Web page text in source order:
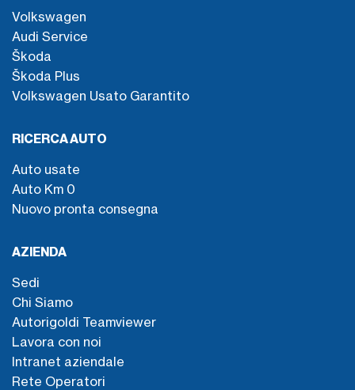
Volkswagen
Audi Service
Škoda
Škoda Plus
Volkswagen Usato Garantito
RICERCA AUTO
Auto usate
Auto Km 0
Nuovo pronta consegna
AZIENDA
Sedi
Chi Siamo
Autorigoldi Teamviewer
Lavora con noi
Intranet aziendale
Rete Operatori